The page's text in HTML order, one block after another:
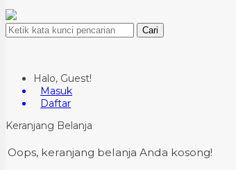
Cari
Halo, Guest!
Masuk
Daftar
Keranjang Belanja
Oops, keranjang belanja Anda kosong!